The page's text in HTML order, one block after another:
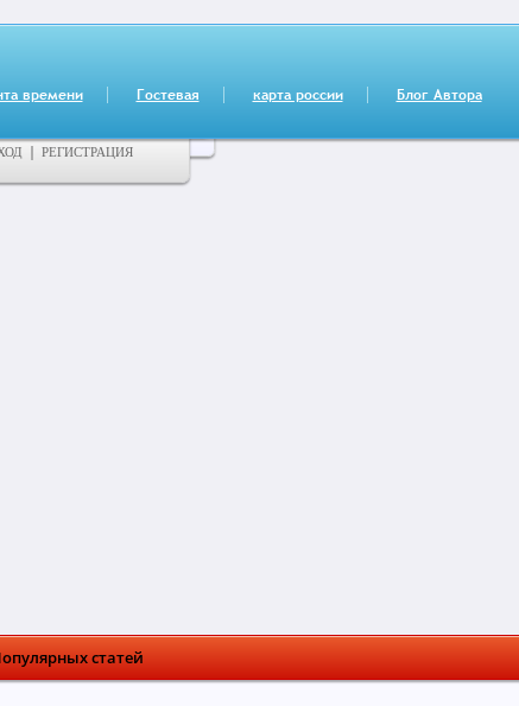
времени Гостевая карта россии Блог Автора
РЕГИСТРАЦИЯ
статей